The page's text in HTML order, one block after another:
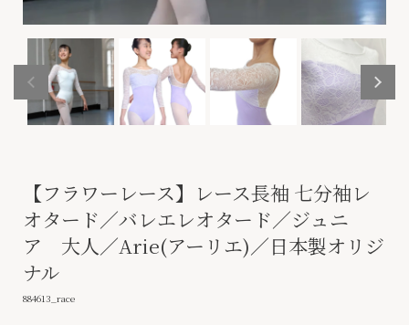
【フラワーレース】レース長袖 七分袖レ
オタード／バレエレオタード／ジュニ
ア 大人／Arie(アーリエ)／日本製オリジ
ナル
884613_race